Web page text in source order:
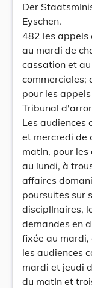
Der
Eyschen.
482 les appels
au mardi de
cassation et
commerciales;
pour les
Tribunal
Les audiences
et mercredi de
matIn, pour
au lundi, à
affaires
poursuites sur
disciplInaires,
demandes en
fixée au mardi,
les audiences
mardi et jeudi
du matIn et